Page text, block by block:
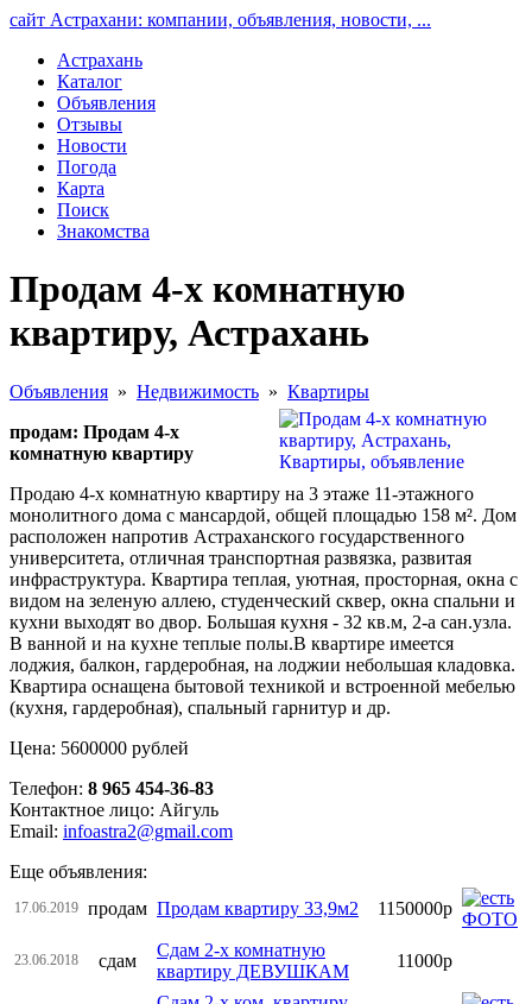
сайт Астрахани: компании, объявления, новости, ...
Астрахань
Каталог
Объявления
Отзывы
Новости
Погода
Карта
Поиск
Знакомства
Продам 4-х комнатную
квартиру, Астрахань
Объявления » Недвижимость » Квартиры
продам: Продам 4-х
комнатную квартиру
Продаю 4-х комнатную квартиру на 3 этаже 11-этажного
монолитного дома с мансардой, общей площадью 158 м². Дом
расположен напротив Астраханского государственного
университета, отличная транспортная развязка, развитая
инфраструктура. Квартира теплая, уютная, просторная, окна с
видом на зеленую аллею, студенческий сквер, окна спальни и
кухни выходят во двор. Большая кухня - 32 кв.м, 2-а сан.узла.
В ванной и на кухне теплые полы.В квартире имеется
лоджия, балкон, гардеробная, на лоджии небольшая кладовка.
Квартира оснащена бытовой техникой и встроенной мебелью
(кухня, гардеробная), спальный гарнитур и др.
Цена: 5600000 рублей
Телефон: 8 965 454-36-83
Контактное лицо: Айгуль
Email: infoastra2@gmail.com
Еще объявления:
17.06.2019 продам Продам квартиру 33,9м2 1150000р
23.06.2018 сдам
Сдам 2-х комнатную
квартиру ДЕВУШКАМ
11000р